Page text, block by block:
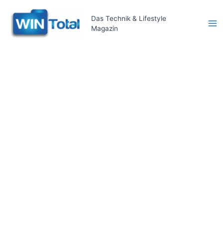
Inhalt
springen
Das Technik & Lifestyle
Magazin